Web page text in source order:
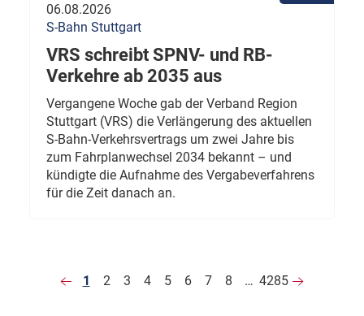
06.08.2026
S-Bahn Stuttgart
VRS schreibt SPNV- und RB-
Verkehre ab 2035 aus
Vergangene Woche gab der Verband Region
Stuttgart (VRS) die Verlängerung des aktuellen
S-Bahn-Verkehrsvertrags um zwei Jahre bis
zum Fahrplanwechsel 2034 bekannt – und
kündigte die Aufnahme des Vergabeverfahrens
für die Zeit danach an.
1 2 3 4 5 6 7 8 … 4285